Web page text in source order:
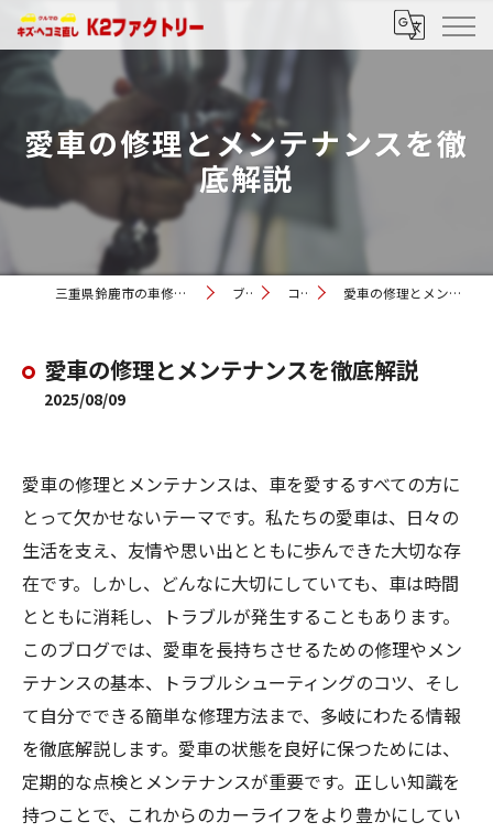
愛車の修理とメンテナンスを徹
底解説
三重県鈴鹿市の車修理ならK2ファクトリー ブログ コラム 愛車の修理とメンテナンスを徹底解説
愛車の修理とメンテナンスを徹底解説
2025/08/09
愛車の修理とメンテナンスは、車を愛するすべての方に
とって欠かせないテーマです。私たちの愛車は、日々の
生活を支え、友情や思い出とともに歩んできた大切な存
在です。しかし、どんなに大切にしていても、車は時間
とともに消耗し、トラブルが発生することもあります。
このブログでは、愛車を長持ちさせるための修理やメン
テナンスの基本、トラブルシューティングのコツ、そし
て自分でできる簡単な修理方法まで、多岐にわたる情報
を徹底解説します。愛車の状態を良好に保つためには、
定期的な点検とメンテナンスが重要です。正しい知識を
持つことで、これからのカーライフをより豊かにしてい